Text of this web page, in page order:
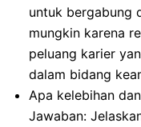
untuk bergabung
mungkin karena
peluang karier
dalam bidang
Apa kelebihan
Jawaban: